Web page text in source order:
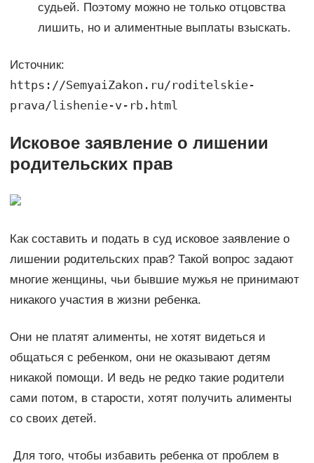
судьей. Поэтому можно не только отцовства
лишить, но и алиментные выплаты взыскать.
Источник:
https://SemyaiZakon.ru/roditelskie-
prava/lishenie-v-rb.html
Исковое заявление о лишении
родительских прав
Как составить и подать в суд исковое заявление о
лишении родительских прав? Такой вопрос задают
многие женщины, чьи бывшие мужья не принимают
никакого участия в жизни ребенка.
Они не платят алименты, не хотят видеться и
общаться с ребенком, они не оказывают детям
никакой помощи. И ведь не редко такие родители
сами потом, в старости, хотят получить алименты
со своих детей.
Для того, чтобы избавить ребенка от проблем в